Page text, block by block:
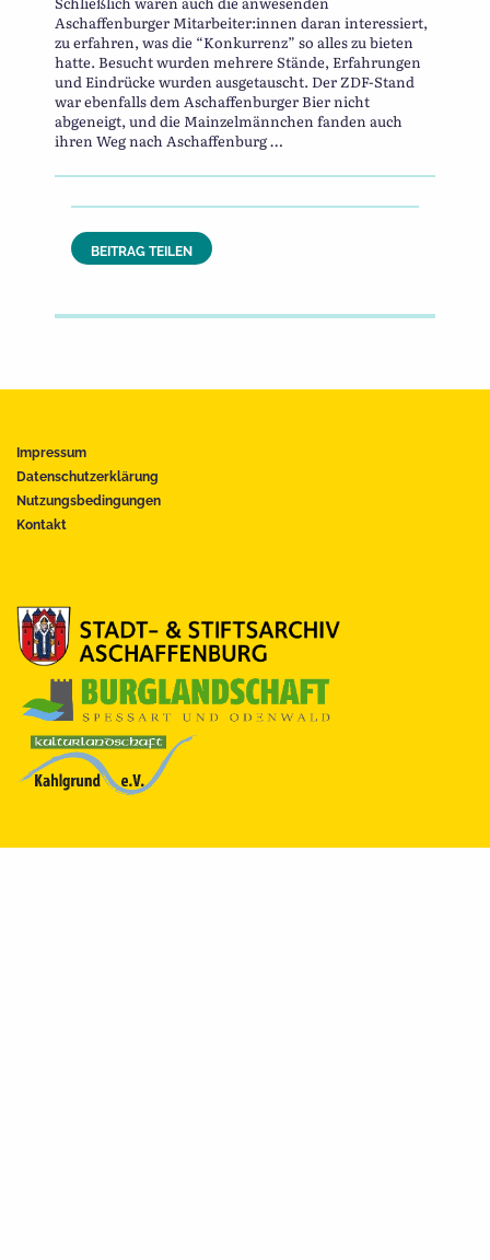
Aschaffenburger Mitarbeiter:innen daran interessiert,
zu erfahren, was die “Konkurrenz” so alles zu bieten
hatte. Besucht wurden mehrere Stände, Erfahrungen
und Eindrücke wurden ausgetauscht. Der ZDF-Stand
war ebenfalls dem Aschaffenburger Bier nicht
abgeneigt, und die Mainzelmännchen fanden auch
ihren Weg nach Aschaffenburg …
BEITRAG TEILEN
Impressum
Datenschutzerklärung
Nutzungsbedingungen
Kontakt